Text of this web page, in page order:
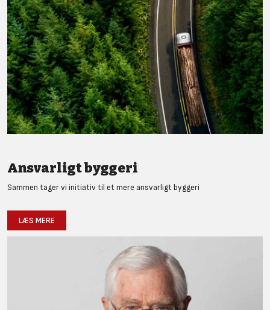
Ansvarligt byggeri
Sammen tager vi initiativ til et mere ansvarligt byggeri
LÆS MERE